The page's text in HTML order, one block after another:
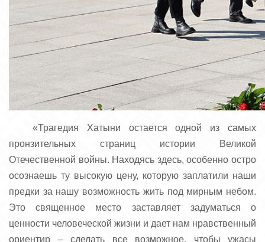
«Трагедия Хатыни остается одной из самых
пронзительных страниц истории Великой
Отечественной войны. Находясь здесь, особенно остро
осознаешь ту высокую цену, которую заплатили наши
предки за нашу возможность жить под мирным небом.
Это священное место заставляет задуматься о
ценности человеческой жизни и дает нам нравственный
ориентир – сделать все возможное, чтобы ужасы